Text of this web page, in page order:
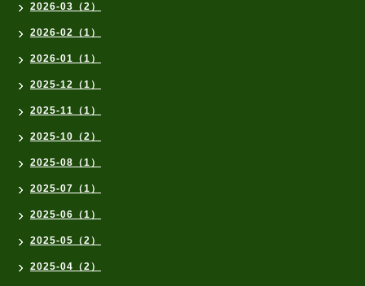
2026-03（2）
2026-02（1）
2026-01（1）
2025-12（1）
2025-11（1）
2025-10（2）
2025-08（1）
2025-07（1）
2025-06（1）
2025-05（2）
2025-04（2）